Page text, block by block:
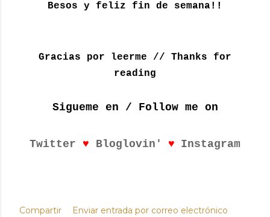
Besos y feliz fin de semana!!
Gracias por leerme // Thanks for
reading
Sigueme en / Follow me on
Twitter ♥ Bloglovin' ♥ Instagram
Compartir
Enviar entrada por correo electrónico